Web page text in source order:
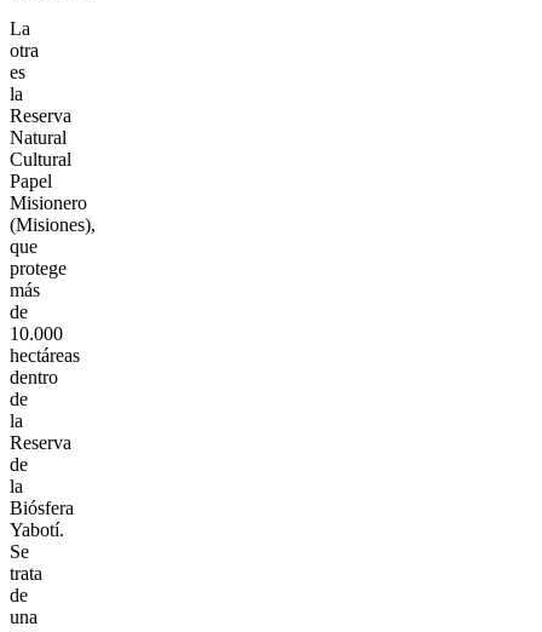
La
otra
es
la
Reserva
Natural
Cultural
Papel
Misionero
(Misiones),
que
protege
más
de
10.000
hectáreas
dentro
de
la
Reserva
de
la
Biósfera
Yabotí.
Se
trata
de
una